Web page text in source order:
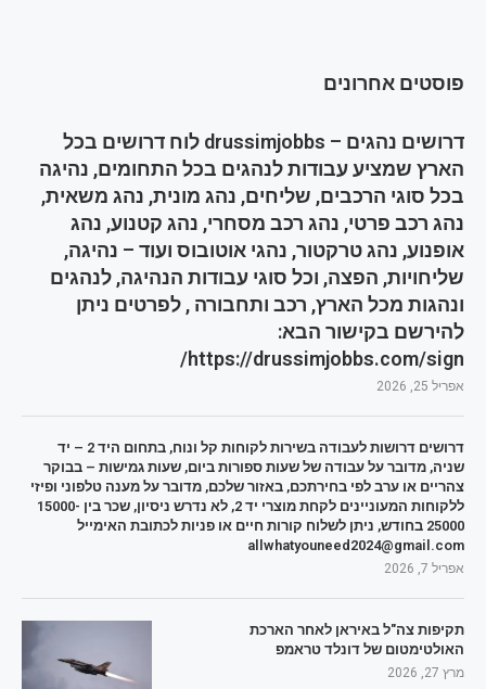
פוסטים אחרונים
דרושים נהגים – drussimjobbs לוח דרושים בכל
הארץ שמציע עבודות לנהגים בכל התחומים, נהיגה
בכל סוגי הרכבים, שליחים, נהג מונית, נהג משאית,
נהג רכב פרטי, נהג רכב מסחרי, נהג קטנוע, נהג
אופנוע, נהג טרקטור, נהגי אוטובוס ועוד – נהיגה,
שליחויות, הפצה, וכל סוגי עבודות הנהיגה, לנהגים
ונהגות מכל הארץ, רכב ותחבורה , לפרטים ניתן
להירשם בקישור הבא:
https://drussimjobbs.com/sign/
אפריל 25, 2026
דרושים דרושות לעבודה בשירות לקוחות קל ונוח, בתחום היד 2 – יד
שניה, מדובר על עבודה של שעות ספורות ביום, שעות גמישות – בבוקר
צהריים או ערב לפי בחירתכם, באזור שלכם, מדובר על מענה טלפוני ופיזי
ללקוחות המעוניינים לקחת מוצרי יד 2, לא נדרש ניסיון, שכר בין 15000-
25000 בחודש, ניתן לשלוח קורות חיים או פניות לכתובת האימייל
allwhatyouneed2024@gmail.com
אפריל 7, 2026
תקיפות צה"ל באיראן לאחר הארכת
האולטימטום של דונלד טראמפ
מרץ 27, 2026